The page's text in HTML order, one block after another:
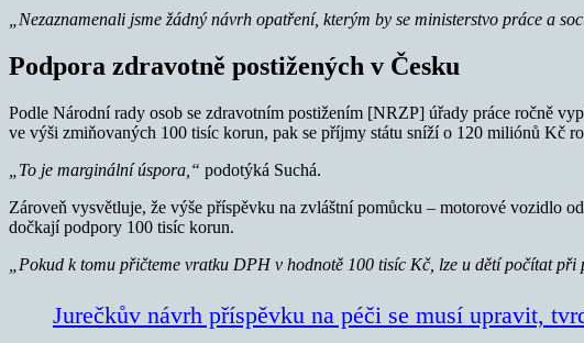
„Nezaznamenali jsme žádný návrh opatření, kterým by se ministerstvo práce a
Podpora zdravotně postižených v Česku
Podle Národní rady osob se zdravotním postižením [NRZP] úřady práce ročně
ve výši zmiňovaných 100 tisíc korun, pak se příjmy státu sníží o 120 miliónů Kč
„To je marginální úspora,“ podotýká Suchá.
Zároveň vysvětluje, že výše příspěvku na zvláštní pomůcku – motorové vozidlo
dočkají podpory 100 tisíc korun.
„Pokud k tomu přičteme vratku DPH v hodnotě 100 tisíc Kč, lze u dětí počítat
Jurečkův návrh příspěvku na péči se musí upravit,